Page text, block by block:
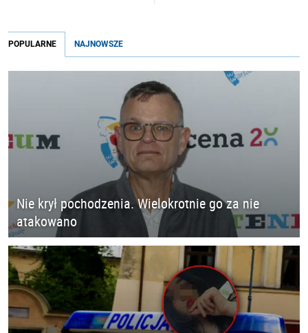
POPULARNE NAJNOWSZE
Nie krył pochodzenia. Wielokrotnie go za nie
atakowano